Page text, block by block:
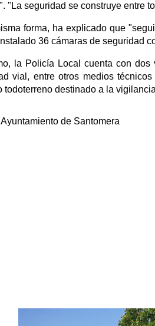
"La seguridad se construye entre
forma, ha explicado que
36 cámaras de seguridad
la Policía Local cuenta con
vial, entre otros medios
todoterreno destinado a la
Ayuntamiento de Santomera